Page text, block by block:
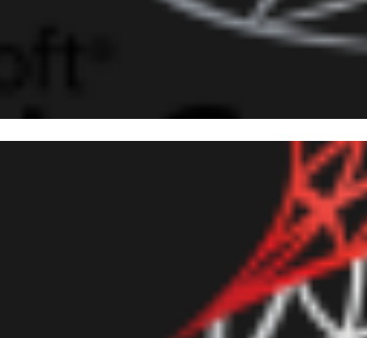
recuperar o
Stored Procedure,